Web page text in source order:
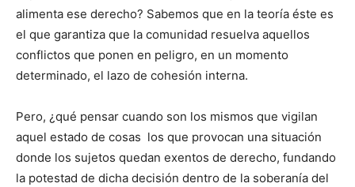
alimenta ese derecho? Sabemos que en la teoría éste es
el que garantiza que la comunidad resuelva aquellos
conflictos que ponen en peligro, en un momento
determinado, el lazo de cohesión interna.
Pero, ¿qué pensar cuando son los mismos que vigilan
aquel estado de cosas los que provocan una situación
donde los sujetos quedan exentos de derecho, fundando
la potestad de dicha decisión dentro de la soberanía del